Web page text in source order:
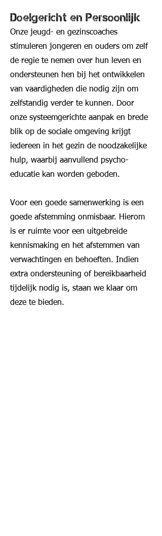
Doelgericht en Persoonlijk
Onze jeugd- en gezinscoaches
stimuleren jongeren en ouders om zelf
de regie te nemen over hun leven en
ondersteunen hen bij het ontwikkelen
van vaardigheden die nodig zijn om
zelfstandig verder te kunnen. Door
onze systeemgerichte aanpak en brede
blik op de sociale omgeving krijgt
iedereen in het gezin de noodzakelijke
hulp, waarbij aanvullend psycho-
educatie kan worden geboden.
Voor een goede samenwerking is een
goede afstemming onmisbaar. Hierom
is er ruimte voor een uitgebreide
kennismaking en het afstemmen van
verwachtingen en behoeften. Indien
extra ondersteuning of bereikbaarheid
tijdelijk nodig is, staan we klaar om
deze te bieden.